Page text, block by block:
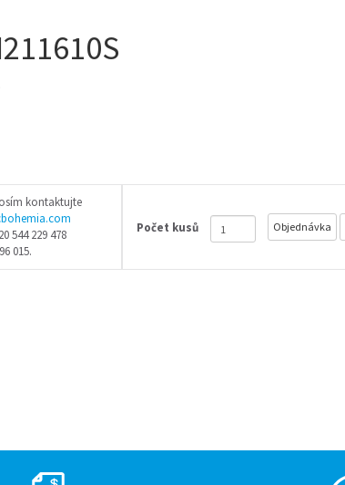
kontaktujte
544 229 478
015.
Počet kusů Objednávka